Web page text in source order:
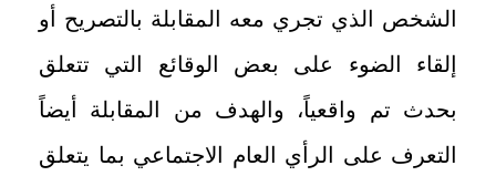
الشخص الذي تجري معه المقابلة بالتصريح أو
إلقاء الضوء على بعض الوقائع التي تتعلق
بحدث تم واقعياً، والهدف من المقابلة أيضاً
التعرف على الرأي العام الاجتماعي بما يتعلق